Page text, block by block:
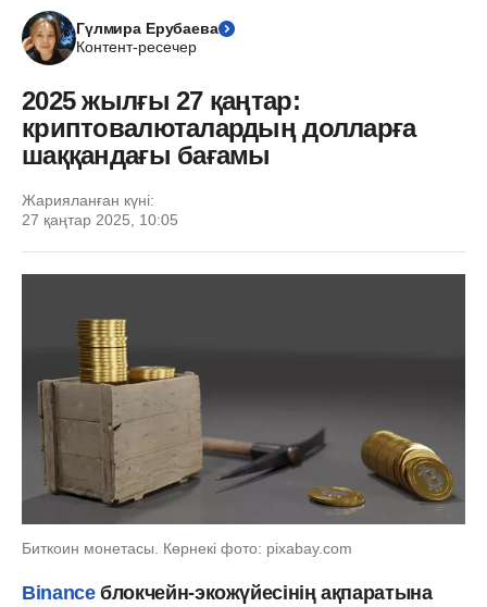
Гүлмира Ерубаева
Контент-ресечер
2025 жылғы 27 қаңтар:
криптовалюталардың долларға
шаққандағы бағамы
Жарияланған күні:
27 қаңтар 2025, 10:05
Биткоин монетасы. Көрнекі фото: pixabay.com
Binanceблокчейн-экожүйесінің ақпаратына